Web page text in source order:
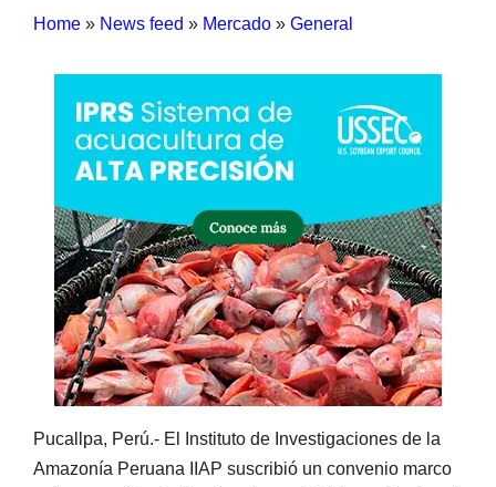
Home » News feed » Mercado » General
Pucallpa, Perú.- El Instituto de Investigaciones de la
Amazonía Peruana IIAP suscribió un convenio marco